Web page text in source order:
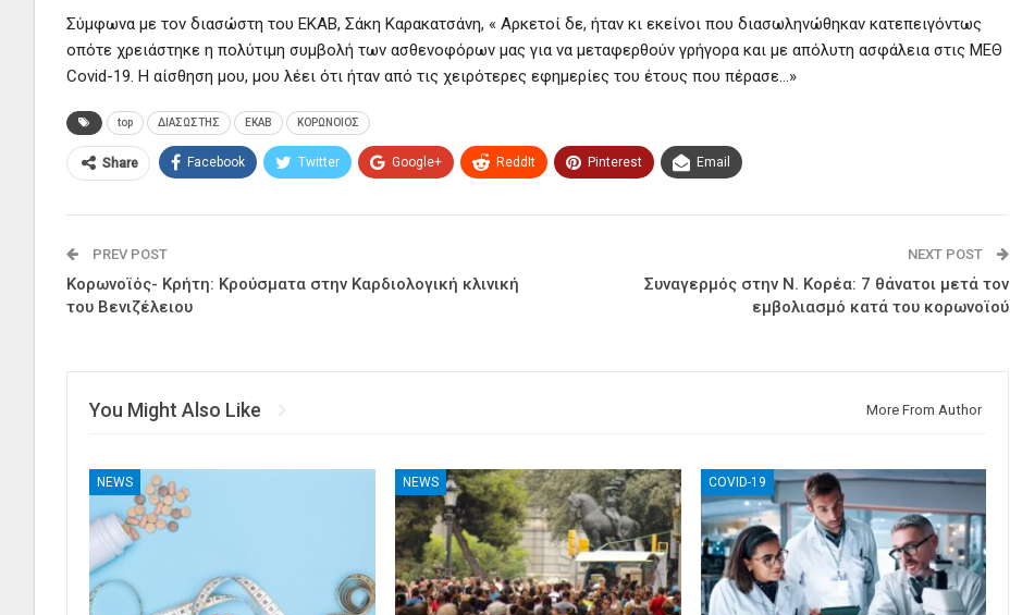
Σύμφωνα με τον διασώστη του ΕΚΑΒ, Σάκη Καρακατσάνη, « Αρκετοί δε, ήταν κι εκείνοι που διασωληνώθηκαν κατεπειγόντως
οπότε χρειάστηκε η πολύτιμη συμβολή των ασθενοφόρων μας για να μεταφερθούν γρήγορα και με απόλυτη ασφάλεια στις ΜΕΘ
Covid-19. Η αίσθηση μου, μου λέει ότι ήταν από τις χειρότερες εφημερίες του έτους που πέρασε…»
top ΔΙΑΣΩΣΤΗΣ ΕΚΑΒ ΚΟΡΩΝΟΙΟΣ
Share Facebook Twitter Google+ ReddIt Pinterest Email
PREV POST
Κορωνοϊός- Κρήτη: Κρούσματα στην Καρδιολογική κλινική
του Βενιζέλειου
NEXT POST
Συναγερμός στην Ν. Κορέα: 7 θάνατοι μετά τον
εμβολιασμό κατά του κορωνοϊού
You Might Also Like More From Author
NEWS NEWS COVID-19